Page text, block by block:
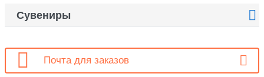
Сувениры 
 Почта для заказов